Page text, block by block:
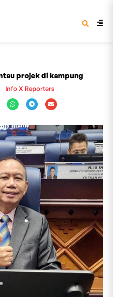
projek di kampung
Info X Reporters